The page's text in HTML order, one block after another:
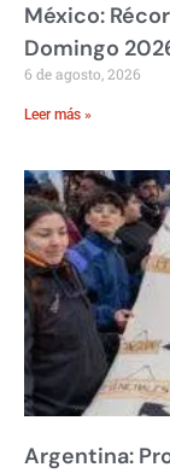
México:
Domingo
6 de agosto, 2026
Leer más »
Argentina: